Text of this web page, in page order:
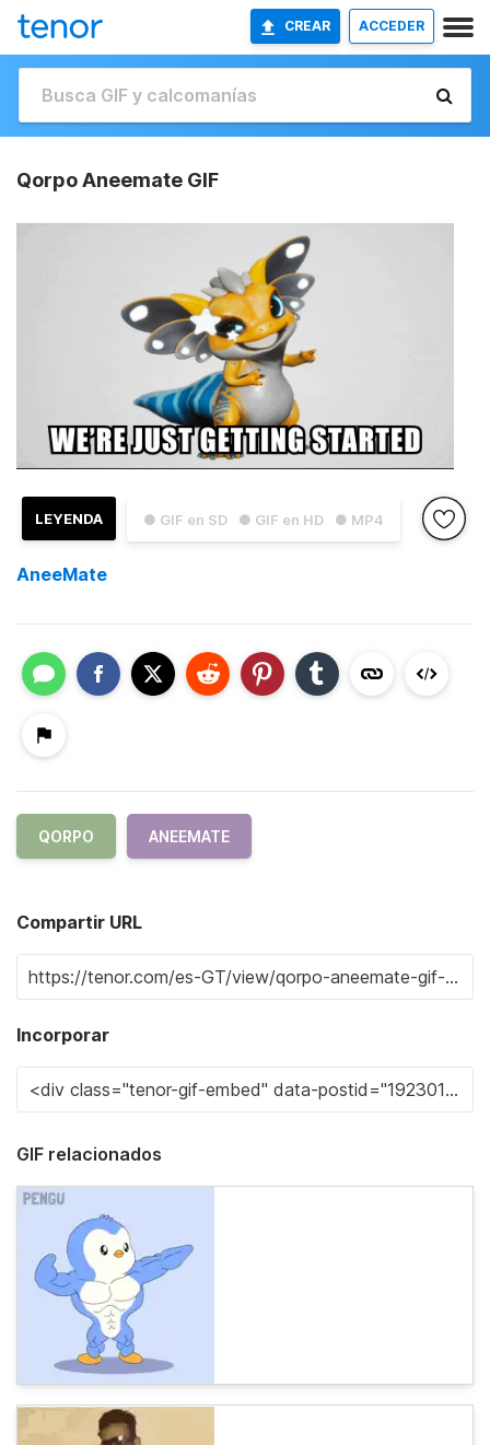
CREAR ACCEDER
Qorpo Aneemate GIF
● GIF en SD ● GIF en HD ● MP4
LEYENDA
AneeMate
QORPO ANEEMATE
Compartir URL
Incorporar
GIF relacionados